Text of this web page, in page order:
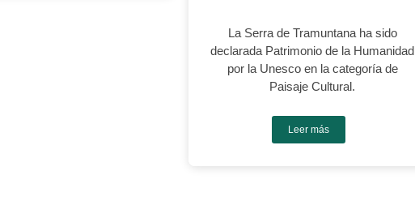
La Serra de Tramuntana ha sido
declarada Patrimonio de la Humanidad
por la Unesco en la categoría de
Paisaje Cultural.
Leer más